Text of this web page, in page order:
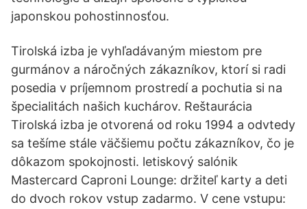
japonskou pohostinnosťou.
Tirolská izba je vyhľadávaným miestom pre
gurmánov a náročných zákazníkov, ktorí si radi
posedia v príjemnom prostredí a pochutia si na
špecialitách našich kuchárov. Reštaurácia
Tirolská izba je otvorená od roku 1994 a odvtedy
sa tešíme stále väčšiemu počtu zákazníkov, čo je
dôkazom spokojnosti. letiskový salónik
Mastercard Caproni Lounge: držiteľ karty a deti
do dvoch rokov vstup zadarmo. V cene vstupu: